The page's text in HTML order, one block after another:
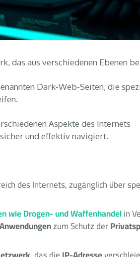
das aus verschiedenen Ebenen
Dark-Web-Seiten, die
Aspekte des Internets
und effektiv navigiert.
des Internets, zugänglich über
wie Drogen- und Waffenhandel in
zum Schutz der
, das die IP-Adresse